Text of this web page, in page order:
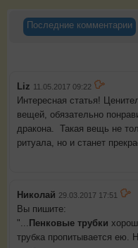
Последние комментарии
Liz 11.05.2017 09:22
Интересная статья!
вещей, обязательно
дракона. Такая вещь не
ритуала, но и станет
Николай 29.03.2017 17:51
Вы пишите:
"... Пенковые трубки
трубка пропитывается ею.